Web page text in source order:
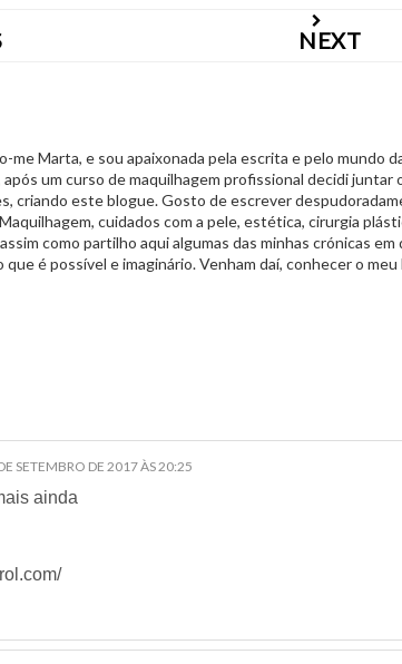
NEXT
me Marta, e sou apaixonada pela escrita e pelo mundo
após um curso de maquilhagem profissional decidi juntar
criando este blogue. Gosto de escrever
cuidados com a pele, estética, cirurgia
como partilho aqui algumas das minhas crónicas em
que é possível e imaginário. Venham daí, conhecer o
SETEMBRO DE 2017 ÀS 20:25
ainda